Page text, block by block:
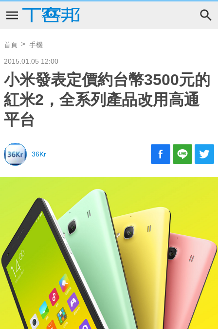
首頁 手機
2015.01.05 12:00
小米發表定價約台幣3500元的
紅米2，全系列產品改用高通
平台
36Kr